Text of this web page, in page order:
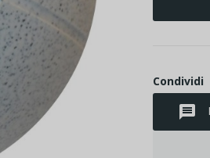
Condividi
message